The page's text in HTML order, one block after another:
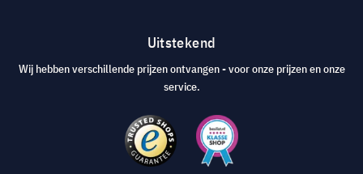
Uitstekend
Wij hebben verschillende prijzen ontvangen - voor onze prijzen en onze
service.